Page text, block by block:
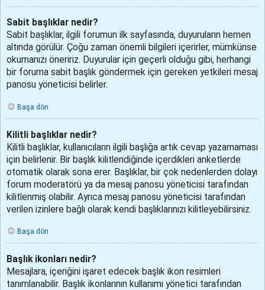
Sabit başlıklar nedir?
Sabit başlıklar, ilgili forumun ilk sayfasında, duyuruların hemen
altında görülür. Çoğu zaman önemli bilgileri içerirler, mümkünse
okumanızı öneririz. Duyurular için geçerli olduğu gibi, herhangi
bir foruma sabit başlık göndermek için gereken yetkileri mesaj
panosu yöneticisi belirler.
Başa dön
Kilitli başlıklar nedir?
Kilitli başlıklar, kullanıcıların ilgili başlığa artık cevap yazamaması
için belirlenir. Bir başlık kilitlendiğinde içerdikleri anketlerde
otomatik olarak sona erer. Başlıklar, bir çok nedenlerden dolayı
forum moderatörü ya da mesaj panosu yöneticisi tarafından
kilitlenmiş olabilir. Ayrıca mesaj panosu yöneticisi tarafından
verilen izinlere bağlı olarak kendi başlıklarınızı kilitleyebilirsiniz.
Başa dön
Başlık ikonları nedir?
Mesajlara, içeriğini işaret edecek başlık ikon resimleri
tanımlanabilir. Başlık ikonlarının kullanımı yönetici tarafından